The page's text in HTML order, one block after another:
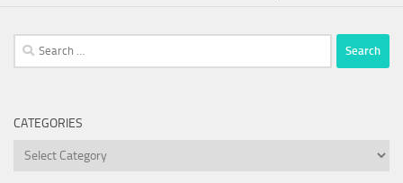
Search
for:
CATEGORIES
Categories